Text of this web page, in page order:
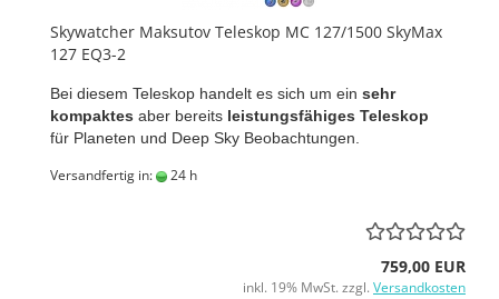
Skywatcher Maksutov Teleskop MC 127/1500 SkyMax
127 EQ3-2
Bei diesem Teleskop handelt es sich um ein sehr
kompaktes aber bereits leistungsfähiges Teleskop
für Planeten und Deep Sky Beobachtungen.
Versandfertig in: 24 h
759,00 EUR
inkl. 19% MwSt. zzgl. Versandkosten